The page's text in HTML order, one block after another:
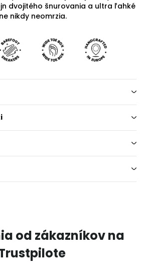
dvojitého šnurovania a ultra ľahké
nikdy neomrzia.
od zákazníkov na